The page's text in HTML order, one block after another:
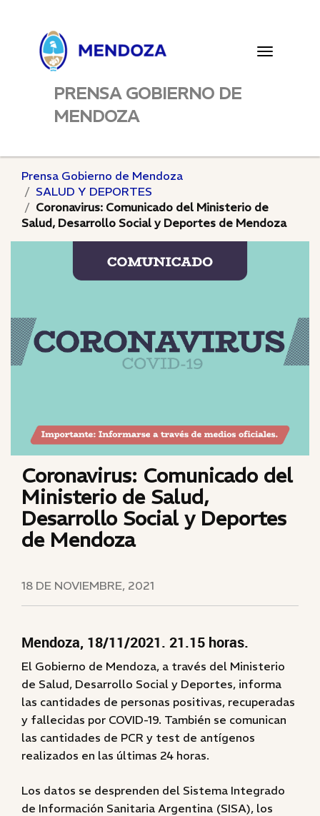
Toggle
PRENSA GOBIERNO DE
MENDOZA
Prensa Gobierno de Mendoza
SALUD Y DEPORTES
Coronavirus: Comunicado del Ministerio de
Salud, Desarrollo Social y Deportes de Mendoza
Coronavirus: Comunicado del
Ministerio de Salud,
Desarrollo Social y Deportes
de Mendoza
18 DE NOVIEMBRE, 2021
Mendoza, 18/11/2021. 21.15 horas.
El Gobierno de Mendoza, a través del Ministerio
de Salud, Desarrollo Social y Deportes, informa
las cantidades de personas positivas, recuperadas
y fallecidas por COVID-19. También se comunican
las cantidades de PCR y test de antígenos
realizados en las últimas 24 horas.
Los datos se desprenden del Sistema Integrado
de Información Sanitaria Argentina (SISA), los